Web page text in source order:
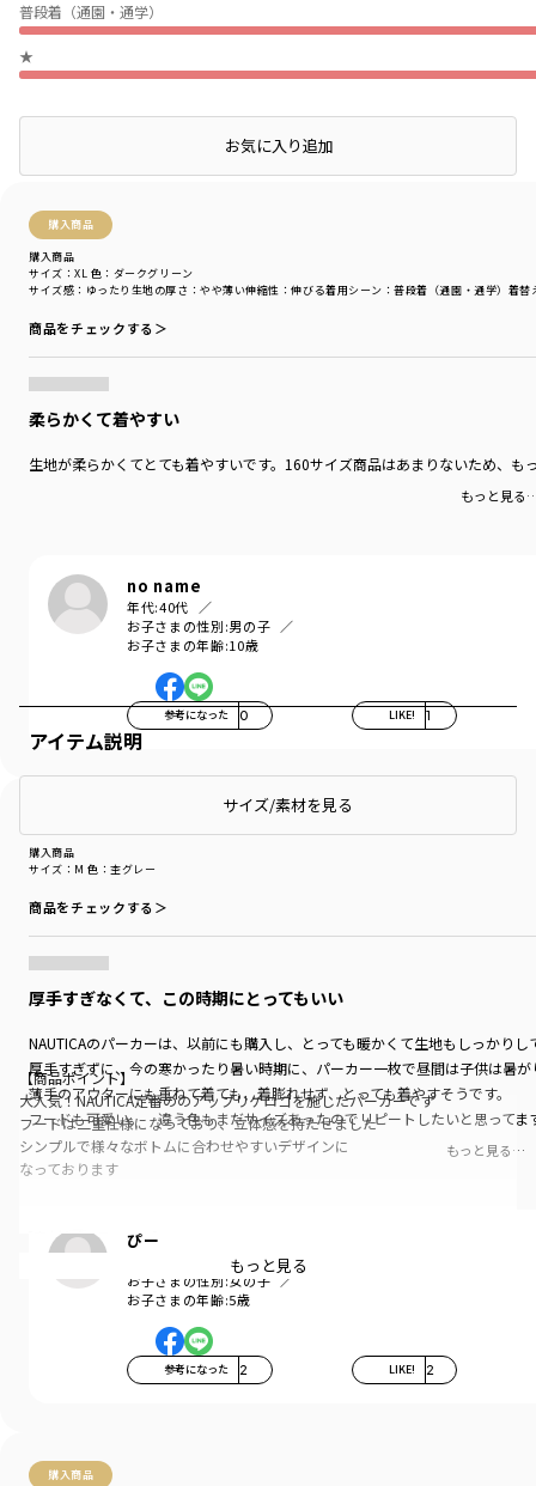
普段着（通園・通学）
★
表示：新しい順
購入商品
購入商品
サイズ感 ：ゆったり 生地の厚さ ：やや薄い伸縮性 ：伸びる着用シーン ：普段着（通園・通学） 着替
サイズ：XL 色：ダークグリーン
商品をチェックする＞
柔らかくて着やすい
生地が柔らかくてとても着やすいです。160サイズ商品はあまりないため、も
もっと見る
no name
年代:40代
お子さまの性別:男の子
お子さまの年齢:10歳
参考になった 0 LIKE! 1
購入商品
サイズ：M 色：杢グレー
商品をチェックする＞
厚手すぎなくて、この時期にとってもいい
NAUTICAのパーカーは、以前にも購入し、とっても暖かくて生地もしっかり
厚手すぎずに、今の寒かったり暑い時期に、パーカー一枚で昼間は子供は暑
薄手のアウターにも重ねて着ても、着膨れせず、とっても着やすそうです。
フードも可愛い。 違う色もまだサイズあったのでリピートしたいと思ってま
もっと見る…
ぴー
お子さまの性別:女の子
お子さまの年齢:5歳
参考になった 2 LIKE! 2
購入商品
店頭在庫を確認するお気に入り追加
アイテム説明
サイズ/素材を見る
【商品ポイント】
大人気！NAUTICA定番ののアップリケロゴを施したパーカーです
フードは二重仕様になっており、立体感を持たせました
シンプルで様々なボトムに合わせやすいデザインに
なっております
【素材/ディティール】
綿らしい柔らかな肌触りのCVC裏毛生地
程よい肉感で長い期間着用が可能です
【NAUTICA/ノーティカ】
1983年、ニューヨークにて設立された、アメリカ発の
ライフスタイルブランド。「NAUTICA」とはラテン語
今日、世界64ヶ国以上に店舗を広げるワールドワイドブ
もっと見る